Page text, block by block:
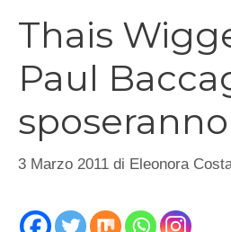
Thais
Paul
3 Marzo 2011 di Eleonora